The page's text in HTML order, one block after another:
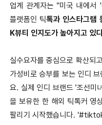
업계 관계자는 "미국 내에
플랫폼인 틱톡과 인스타그램
K뷰티 인지도가 높아지고 있
실수요자를 중심으로 확산되
가성비로 승부를 보는 인디
요. 실제 인디 브랜드 '조선미
을 보유한 한 해외 틱톡커 영
팔리기 시작했습니다.